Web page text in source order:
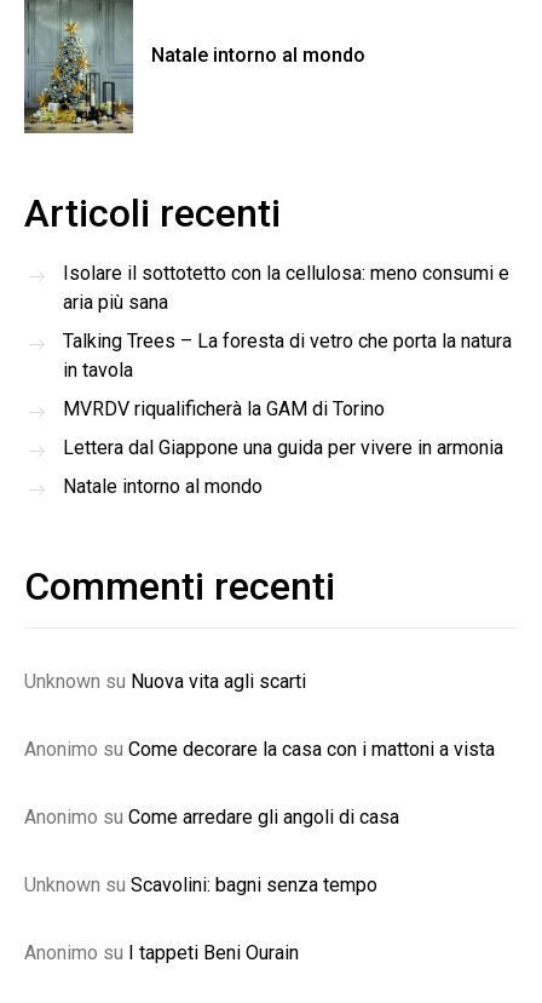
Natale intorno al mondo
Articoli recenti
Isolare il sottotetto con la cellulosa: meno consumi e
aria più sana
Talking Trees – La foresta di vetro che porta la natura
in tavola
MVRDV riqualificherà la GAM di Torino
Lettera dal Giappone una guida per vivere in armonia
Natale intorno al mondo
Commenti recenti
Unknown su Nuova vita agli scarti
Anonimo su Come decorare la casa con i mattoni a vista
Anonimo su Come arredare gli angoli di casa
Unknown su Scavolini: bagni senza tempo
Anonimo su I tappeti Beni Ourain